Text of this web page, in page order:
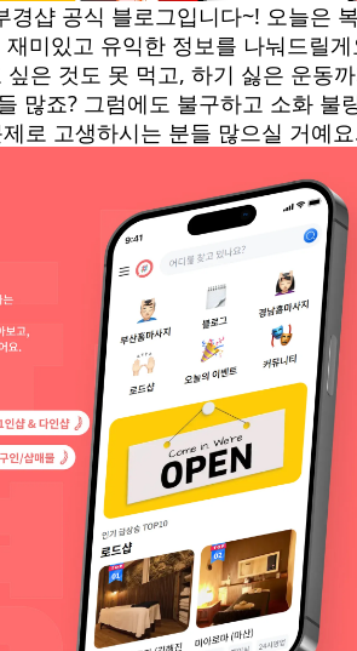
경샵 공식 블로그입니다~! 오늘은
미있고 유익한 정보를 나눠드릴게
은 것도 못 먹고, 하기 싫은 운동
많죠? 그럼에도 불구하고 소화 불
로 고생하시는 분들 많으실 거예